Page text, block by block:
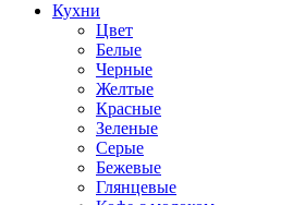
Кухни
Цвет
Белые
Черные
Желтые
Красные
Зеленые
Серые
Бежевые
Глянцевые